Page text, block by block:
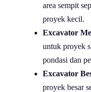
area sempit
proyek kecil.
Excavator
untuk proyek
pondasi dan
Excavator
proyek besar